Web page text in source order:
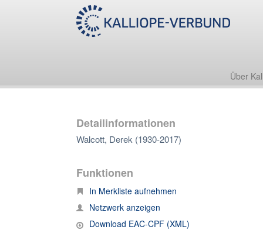
Über
Detailinformationen
Walcott, Derek (1930-2017)
Funktionen
In Merkliste aufnehmen
Netzwerk anzeigen
Download EAC-CPF (XML)